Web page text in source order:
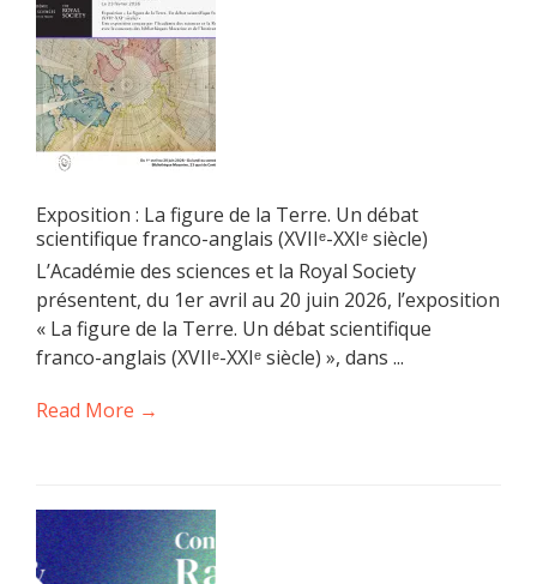
Exposition : La figure de la Terre. Un débat
scientifique franco-anglais (XVIIᵉ-XXIᵉ siècle)
L’Académie des sciences et la Royal Society
présentent, du 1er avril au 20 juin 2026, l’exposition
« La figure de la Terre. Un débat scientifique
franco-anglais (XVIIᵉ-XXIᵉ siècle) », dans ...
Read More →